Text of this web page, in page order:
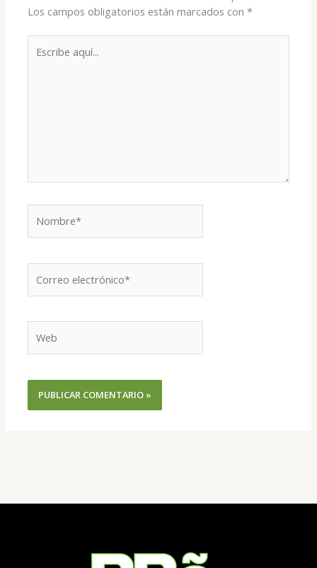
Los campos obligatorios están marcados con*
aquí...
electrónico*